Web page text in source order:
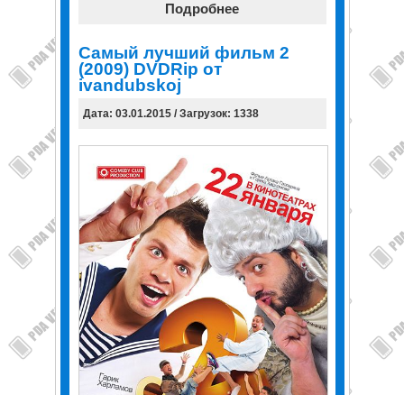
Подробнее
Самый лучший фильм 2
(2009) DVDRip от
ivandubskoj
Дата: 03.01.2015 / Загрузок: 1338